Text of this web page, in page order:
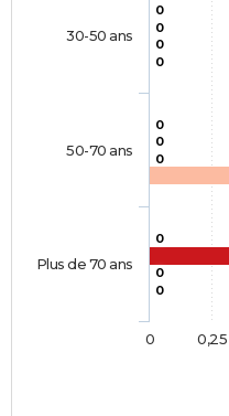
0
0
0
0
0
0
0
0
0
0
30-50 ans
50-70 ans
Plus de 70 ans
0 0,25